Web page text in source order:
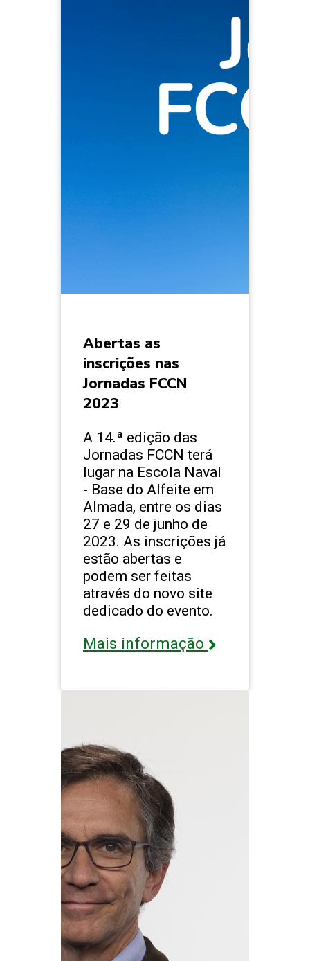
Abertas as
inscrições nas
Jornadas FCCN
2023
A 14.ª edição das
Jornadas FCCN terá
lugar na Escola Naval
- Base do Alfeite em
Almada, entre os dias
27 e 29 de junho de
2023. As inscrições já
estão abertas e
podem ser feitas
através do novo site
dedicado do evento.
Mais informação